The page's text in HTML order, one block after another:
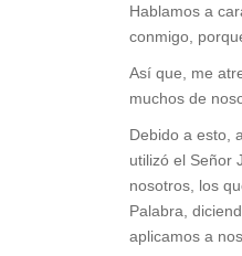
Hablamos a
conmigo,
Así que, me
muchos de
Debido a esto,
utilizó el Señor
nosotros, los
Palabra,
aplicamos a